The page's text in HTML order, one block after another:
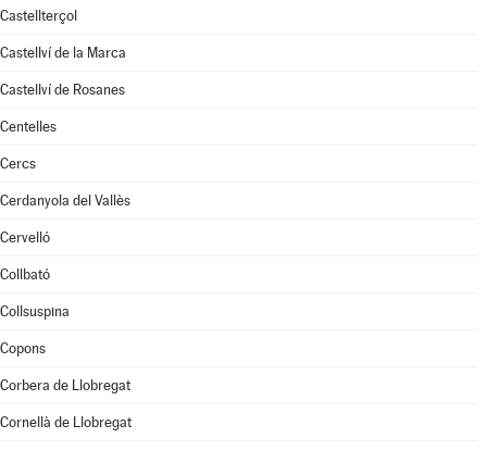
Castellterçol
Castellví de la Marca
Castellví de Rosanes
Centelles
Cercs
Cerdanyola del Vallès
Cervelló
Collbató
Collsuspina
Copons
Corbera de Llobregat
Cornellà de Llobregat